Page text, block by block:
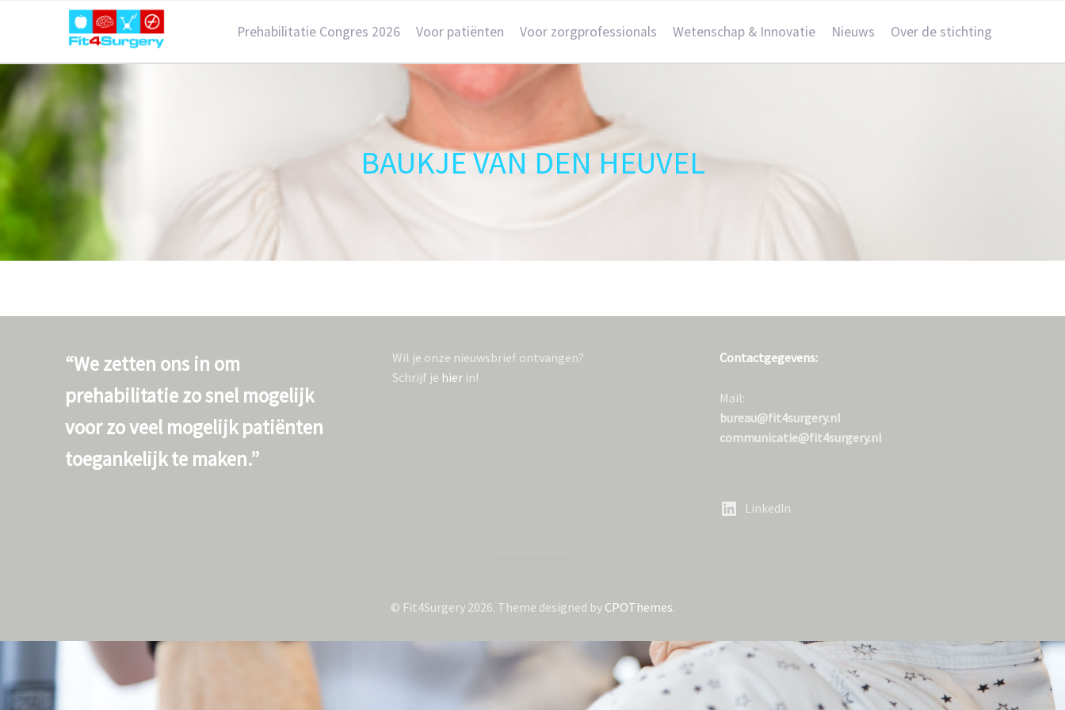
Prehabilitatie Congres 2026 Voor patiënten Voor zorgprofessionals Wetenschap & Innovatie Nieuws Over de stichting
BAUKJE VAN DEN HEUVEL
“We zetten ons in om
prehabilitatie zo snel mogelijk
voor zo veel mogelijk patiënten
toegankelijk te maken.”
Wil je onze nieuwsbrief ontvangen?
Schrijf je hier in!
Contactgegevens:
Mail:
bureau@fit4surgery.nl
communicatie@fit4surgery.nl
LinkedIn
© Fit4Surgery 2026. Theme designed by CPOThemes.